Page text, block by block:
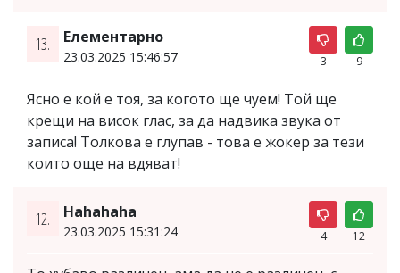
13. Елементарно
23.03.2025 15:46:57 3 9
Ясно е кой е тоя, за когото ще чуем! Той ще
крещи на висок глас, за да надвика звука от
записа! Толкова е глупав - това е жокер за тези
които още на вдяват!
12. Hahahaha
23.03.2025 15:31:24 4 12